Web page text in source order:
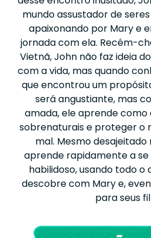
mundo assustador de
apaixonando por Mary e
jornada com ela. Recém-
Vietnã, John não faz ideia
com a vida, mas quando
que encontrou um
será angustiante, mas
amada, ele aprende
sobrenaturais e proteger o
mal. Mesmo
aprende rapidamente a
habilidoso, usando todo
descobre com Mary e,
para seus